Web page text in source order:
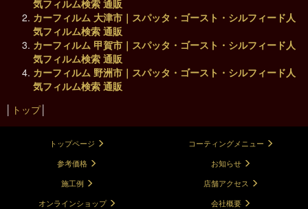
気フィルム検索 通販
カーフィルム 大津市｜スパッタ・ゴースト・シルフィード人
気フィルム検索 通販
カーフィルム 甲賀市｜スパッタ・ゴースト・シルフィード人
気フィルム検索 通販
カーフィルム 野洲市｜スパッタ・ゴースト・シルフィード人
気フィルム検索 通販
│ トップ│
トップページ
コーティングメニュー
参考価格
お知らせ
施工例
店舗アクセス
オンラインショップ
会社概要